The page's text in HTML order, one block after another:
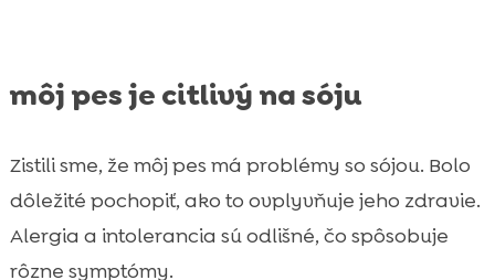
môj pes je citlivý na sóju
Zistili sme, že môj pes má problémy so sójou. Bolo
dôležité pochopiť, ako to ovplyvňuje jeho zdravie.
Alergia a intolerancia sú odlišné, čo spôsobuje
rôzne symptómy.